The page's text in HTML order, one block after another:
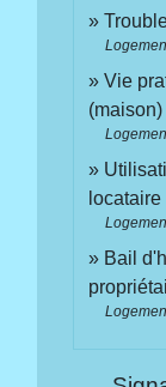
Vie
(maison)
locataire
Bail